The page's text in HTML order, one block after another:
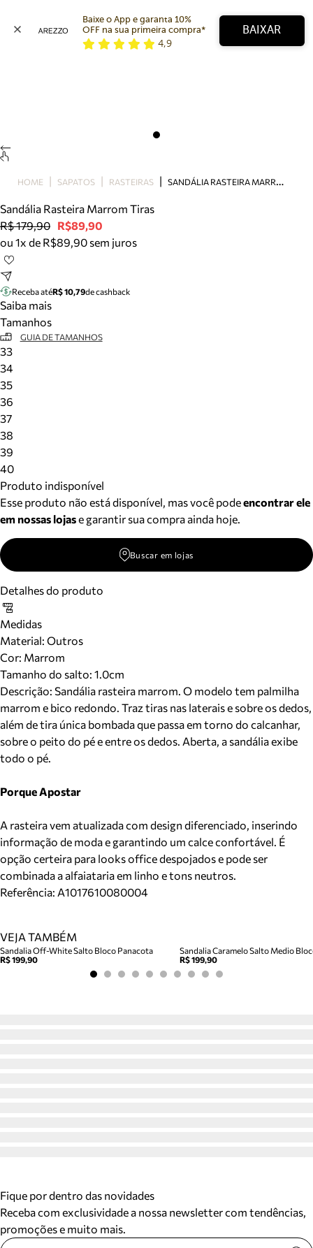
Bolsa
Tamanco
Tênis
Mule
Tire dúvidas sobre pedidos, devoluções e mais.
Meus pedidos
Acompanhe seus pedidos e solicite devoluções.
Baixe o App e garanta 10%
OFF na sua primeira compra*
4,9
BAIXAR
HOME SAPATOS RASTEIRAS S
ANDÁLIA RASTEIRA MARROM TIRAS
Sandália Rasteira Marrom Tiras
R$ 179,90 R$89,90
ou 1x de R$89,90 sem juros
Receba atéR$ 10,79de cashback
Saiba mais
Tamanhos
GUIA DE TAMANHOS
33
34
35
36
37
38
39
40
Produto indisponível
Esse produto não está disponível, mas você podeencontrar ele
em nossas lojase garantir sua compra ainda hoje.
Buscar em lojas
Detalhes do produto
Medidas
Material: Outros
Cor: Marrom
Tamanho do salto: 1.0cm
Descrição: Sandália rasteira marrom. O modelo tem palmilha
marrom e bico redondo. Traz tiras nas laterais e sobre os dedos,
além de tira única bombada que passa em torno do calcanhar,
sobre o peito do pé e entre os dedos. Aberta, a sandália exibe
todo o pé.
Porque Apostar
A rasteira vem atualizada com design diferenciado, inserindo
informação de moda e garantindo um calce confortável. É
opção certeira para looks office despojados e pode ser
combinada a alfaiataria em linho e tons neutros.
Referência: A1017610080004
VEJA TAMBÉM
Sandalia Off-White Salto Bloco Panacota
R$ 199,90
R$ 199,90
Fique por dentro das novidades
Receba com exclusividade a nossa newsletter com tendências,
promoções e muito mais.